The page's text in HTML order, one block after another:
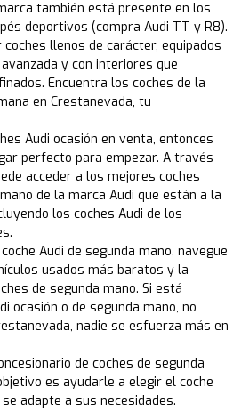
también está presente en los
deportivos (compra Audi TT y R8).
llenos de carácter, equipados
y con interiores que
Encuentra los coches de la
en Crestanevada, tu
Audi ocasión en venta, entonces
perfecto para empezar. A través
acceder a los mejores coches
de la marca Audi que están a la
los coches Audi de los
Audi de segunda mano, navegue
usados más baratos y la
de segunda mano. Si está
ocasión o de segunda mano, no
nadie se esfuerza más en
de coches de segunda
es ayudarle a elegir el coche
adapte a sus necesidades.